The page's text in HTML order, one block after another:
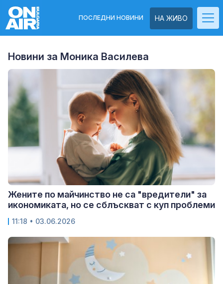
НА ЖИВО
ПОСЛЕДНИ НОВИНИ
Новини за Моника Василева
Жените по майчинство не са "вредители" за
икономиката, но се сблъскват с куп проблеми
11:18 • 03.06.2026